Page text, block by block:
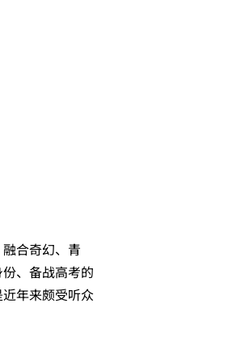
合奇幻、青
、备战高考的
年来颇受听众